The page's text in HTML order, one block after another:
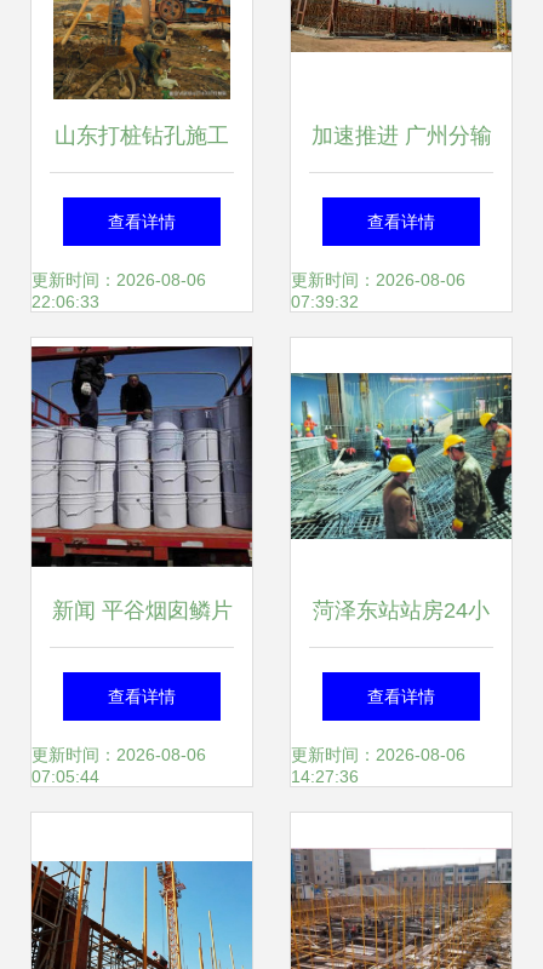
山东打桩钻孔施工
队 专业桩基施工与
基础工程服务详解
查看详情
更新时间：2026-08-06
22:06:33
加速推进 广州分输
压气站进入施工冲
刺阶段
查看详情
更新时间：2026-08-06
07:39:32
新闻 平谷烟囱鳞片
胶泥防腐施工费多
少钱 廊坊义浩防腐
查看详情
更新时间：2026-08-06
07:05:44
菏泽东站站房24小
时不间断施工 11月
底将实现混凝土主
查看详情
更新时间：2026-08-06
14:27:36